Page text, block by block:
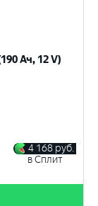
Ач, 12 V)
4 168 руб.
в Сплит